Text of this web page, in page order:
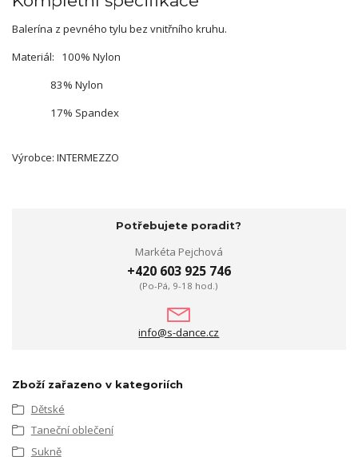
Balerína z pevného tylu bez vnitřního kruhu.
Materiál: 100% Nylon
83% Nylon
17% Spandex
Výrobce: INTERMEZZO
Potřebujete poradit?
Markéta Pejchová
+420 603 925 746
(Po-Pá, 9-18 hod.)
info@s-dance.cz
Zboží zařazeno v kategoriích
Dětské
Taneční oblečení
Sukně